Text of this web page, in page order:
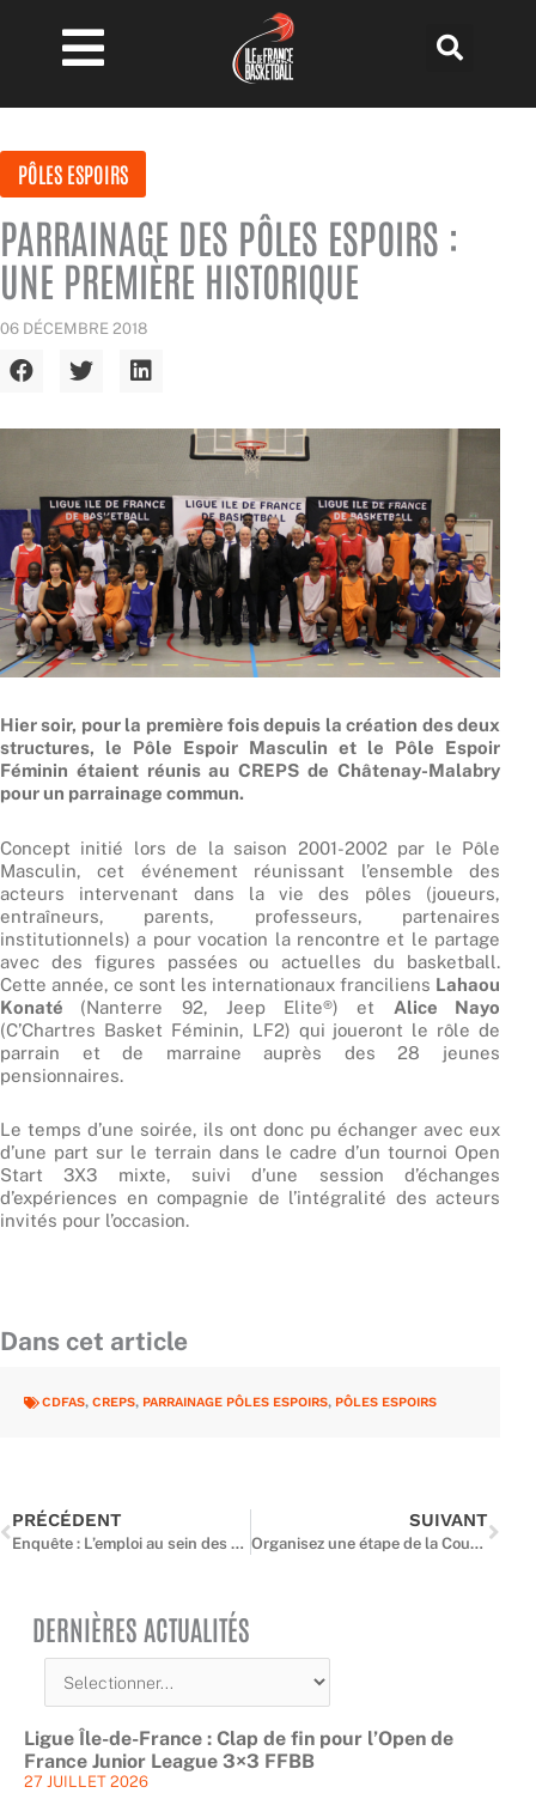
contenu
PÔLES ESPOIRS
PARRAINAGE DES PÔLES ESPOIRS :
UNE PREMIÈRE HISTORIQUE
06 DÉCEMBRE 2018
Hier soir, pour la première fois depuis la création des deux
structures, le Pôle Espoir Masculin et le Pôle Espoir
Féminin étaient réunis au CREPS de Châtenay-Malabry
pour un parrainage commun.
Concept initié lors de la saison 2001-2002 par le Pôle
Masculin, cet événement réunissant l’ensemble des
acteurs intervenant dans la vie des pôles (joueurs,
entraîneurs, parents, professeurs, partenaires
institutionnels) a pour vocation la rencontre et le partage
avec des figures passées ou actuelles du basketball.
Cette année, ce sont les internationaux franciliens Lahaou
Konaté (Nanterre 92, Jeep Elite®) et Alice Nayo
(C’Chartres Basket Féminin, LF2) qui joueront le rôle de
parrain et de marraine auprès des 28 jeunes
pensionnaires.
Le temps d’une soirée, ils ont donc pu échanger avec eux
d’une part sur le terrain dans le cadre d’un tournoi Open
Start 3X3 mixte, suivi d’une session d’échanges
d’expériences en compagnie de l’intégralité des acteurs
invités pour l’occasion.
Dans cet article
CDFAS, CREPS, PARRAINAGE PÔLES ESPOIRS, PÔLES ESPOIRS
PRÉCÉDENT
Enquête : L’emploi au sein des clubs franciliens
SUIVANT
Organisez une étape de la Coupe de France !
DERNIÈRES ACTUALITÉS
Ligue Île-de-France : Clap de fin pour l’Open de
France Junior League 3×3 FFBB
27 JUILLET 2026